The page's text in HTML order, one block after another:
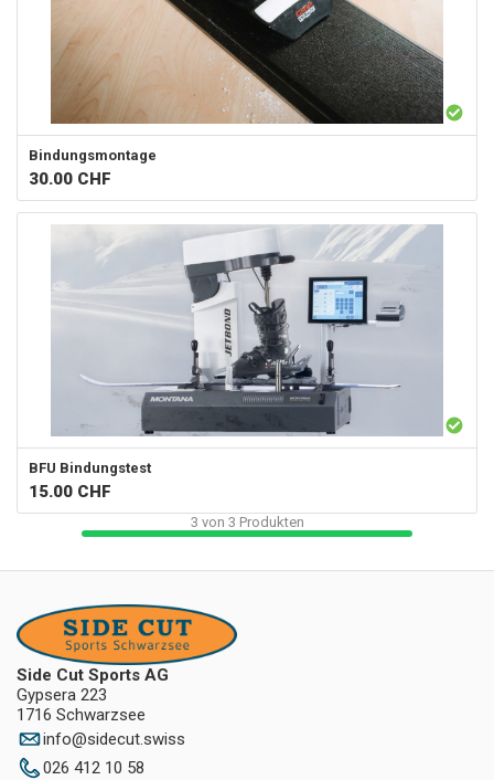
Bindungsmontage
30.00 CHF
BFU Bindungstest
15.00 CHF
3 von 3 Produkten
Side Cut Sports AG
Gypsera 223
1716 Schwarzsee
info@sidecut.swiss
026 412 10 58